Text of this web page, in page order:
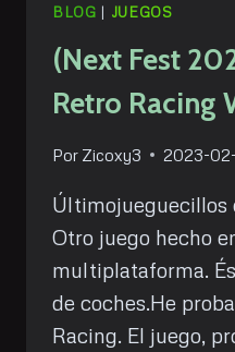
BLOG | JUEGOS
(Next Fest
Retro Racing
Por Zicoxy3 2023-
Últimojueguecillos
Otro juego hecho
multiplataforma.
de coches.He
Racing. El juego,